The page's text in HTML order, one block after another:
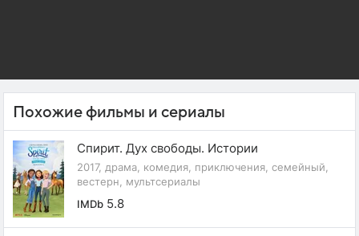
Похожие фильмы и сериалы
Спирит. Дух свободы. Истории
2017, драма, комедия, приключения, семейный,
вестерн, мультсериалы
IMDb 5.8